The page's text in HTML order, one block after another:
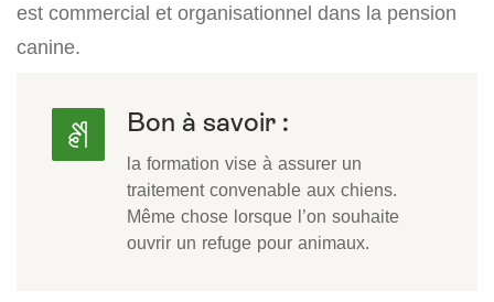
est commercial et organisationnel dans la pension
canine.
Bon à savoir :
la formation vise à assurer un
traitement convenable aux chiens.
Même chose lorsque l’on souhaite
ouvrir un refuge pour animaux.